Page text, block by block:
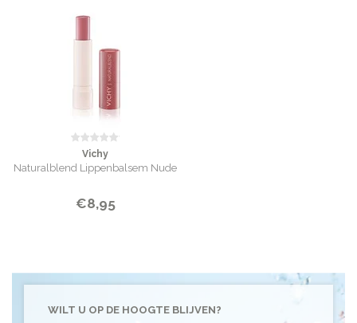
Vichy
Naturalblend Lippenbalsem Nude
€8,95
WILT U OP DE HOOGTE BLIJVEN?